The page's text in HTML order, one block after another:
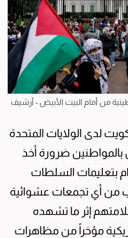
من أمام البيت الأبيض - أرشيف
لدى الولايات المتحدة
بالمواطنين ضرورة أخذ
بتعليمات السلطات
من أي تجمعات عشوائية
إثر ما تشهده
مؤخراً من مظاهرات